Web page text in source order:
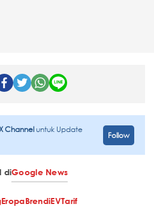
Channeluntuk Update
Follow
diGoogle News
EropaBrendiEVTarif